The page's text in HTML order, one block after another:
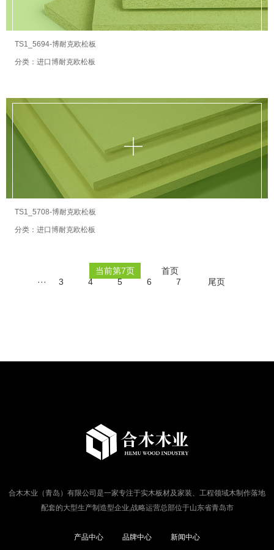
TS1_5694-博耐克欧松板
分类：进口博耐克欧松板
TS1_5708-博耐克欧松板
分类：进口博耐克欧松板
当前第7页
首页
···
3 4 5 6 7 尾页
合木木业（青岛）有限公司是一家专注于实木板材及家装、工程领域木制作落地
配套的大型生产制造型企业,战略运营总部位于山东省青岛市
产品中心 品牌中心 新闻中心